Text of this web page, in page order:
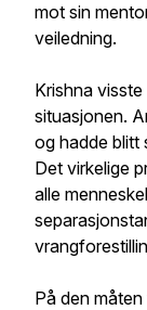
mot sin
veiledning.
Krishna
situasjonen.
og hadde blitt
Det virkelige
alle
På den